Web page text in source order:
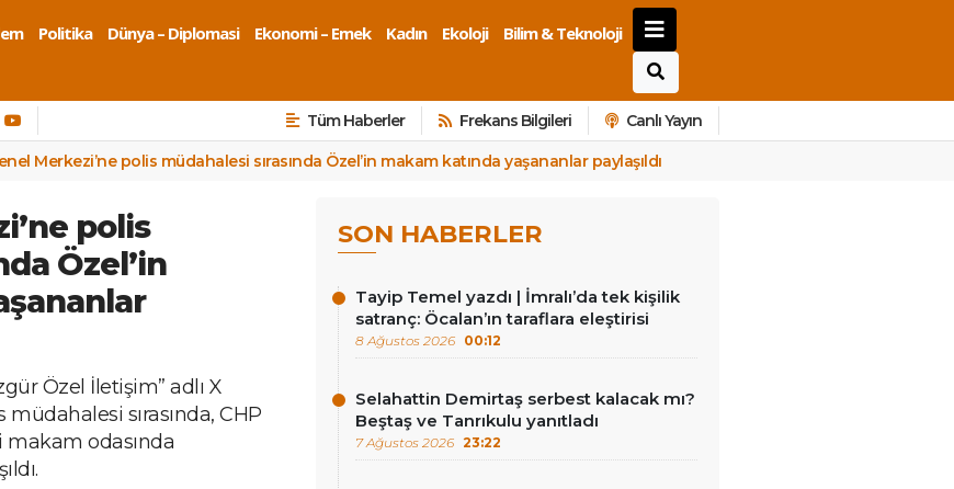
Politika Dünya – Diplomasi Ekonomi – Emek Kadın Ekoloji
Bilim & Teknoloji
Tüm Haberler Frekans Bilgileri Canlı Yayın
Merkezi’ne polis müdahalesi sırasında Özel’in makam katında yaşananlar paylaşıldı
polis
Özel’in
Özel İletişim” adlı X
sırasında, CHP
makam odasında
SON HABERLER
Tayip Temel yazdı | İmralı’da tek kişilik
satranç: Öcalan’ın taraflara eleştirisi
8 Ağustos 2026 00:12
Selahattin Demirtaş serbest kalacak mı?
Beştaş ve Tanrıkulu yanıtladı
7 Ağustos 2026 23:22